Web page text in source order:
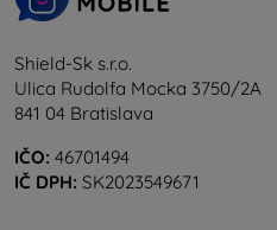
Shield-Sk s.r.o.
Ulica Rudolfa Mocka 3750/2A
841 04 Bratislava
IČO: 46701494
IČ DPH: SK2023549671